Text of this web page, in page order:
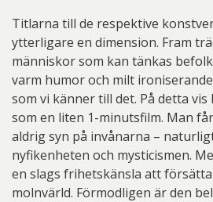
Titlarna till de respektive
ytterligare en dimension. Fram
människor som kan tänkas
varm humor och milt
som vi känner till det. På detta
som en liten 1-minutsfilm. Man
aldrig syn på invånarna –
nyfikenheten och mysticismen.
en slags frihetskänsla att
molnvärld. Förmodligen är den